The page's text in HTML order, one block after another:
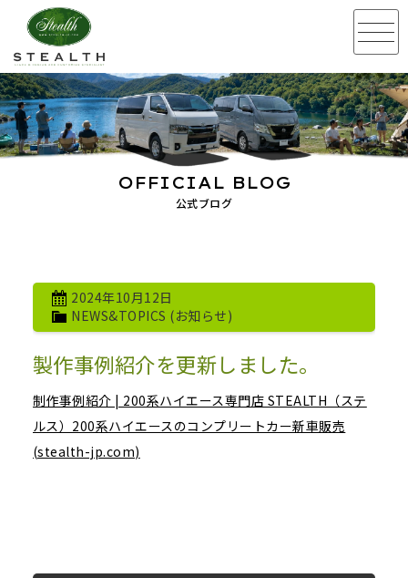
公式ブログ
OFFICIAL BLOG
2024年10月12日
NEWS&TOPICS (お知らせ)
製作事例紹介を更新しました。
制作事例紹介 | 200系ハイエース専門店 STEALTH（ステ
ルス）200系ハイエースのコンプリートカー新車販売
(stealth-jp.com)